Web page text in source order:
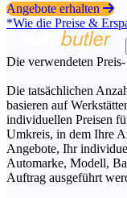
Angebote erhalten
*Wie die Preise &
Die verwendeten
Die tatsächlichen
basieren auf
individuellen Preisen
Umkreis, in dem Ihre
Angebote, Ihr
Automarke, Modell,
Auftrag ausgeführt